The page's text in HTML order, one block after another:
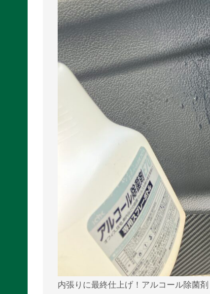
内張りに最終仕上げ！アルコール除菌剤